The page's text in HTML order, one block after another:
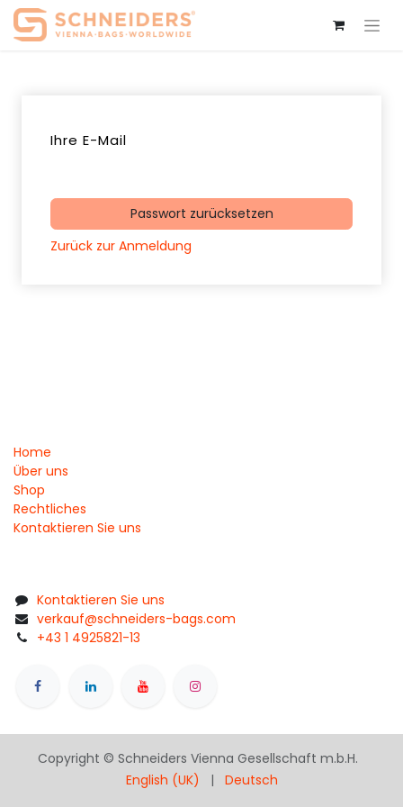
Ihre E-Mail
Passwort zurücksetzen
Zurück zur Anmeldung
Home
Über uns
Shop
Rechtliches
Kontaktieren Sie uns
Kontaktieren Sie uns
verkauf@schneiders-bags.com
+43 1 4925821-13
Copyright © Schneiders Vienna Gesellschaft m.b.H.
English (UK)
| Deutsch